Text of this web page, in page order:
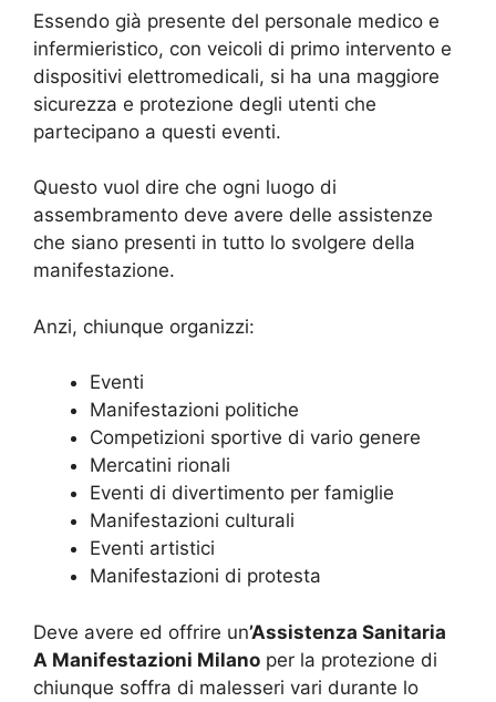
Essendo già presente del personale medico e
infermieristico, con veicoli di primo intervento e
dispositivi elettromedicali, si ha una maggiore
sicurezza e protezione degli utenti che
partecipano a questi eventi.
Questo vuol dire che ogni luogo di
assembramento deve avere delle assistenze
che siano presenti in tutto lo svolgere della
manifestazione.
Anzi, chiunque organizzi:
Eventi
Manifestazioni politiche
Competizioni sportive di vario genere
Mercatini rionali
Eventi di divertimento per famiglie
Manifestazioni culturali
Eventi artistici
Manifestazioni di protesta
Deve avere ed offrire un’Assistenza Sanitaria
A Manifestazioni Milano per la protezione di
chiunque soffra di malesseri vari durante lo